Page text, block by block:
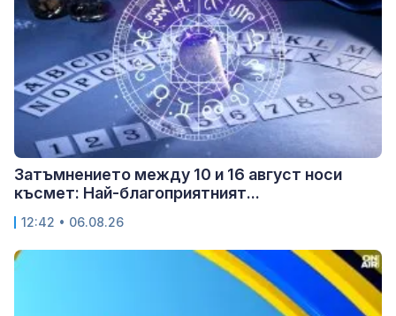
Затъмнението между 10 и 16 август носи
късмет: Най-благоприятният...
12:42 • 06.08.26